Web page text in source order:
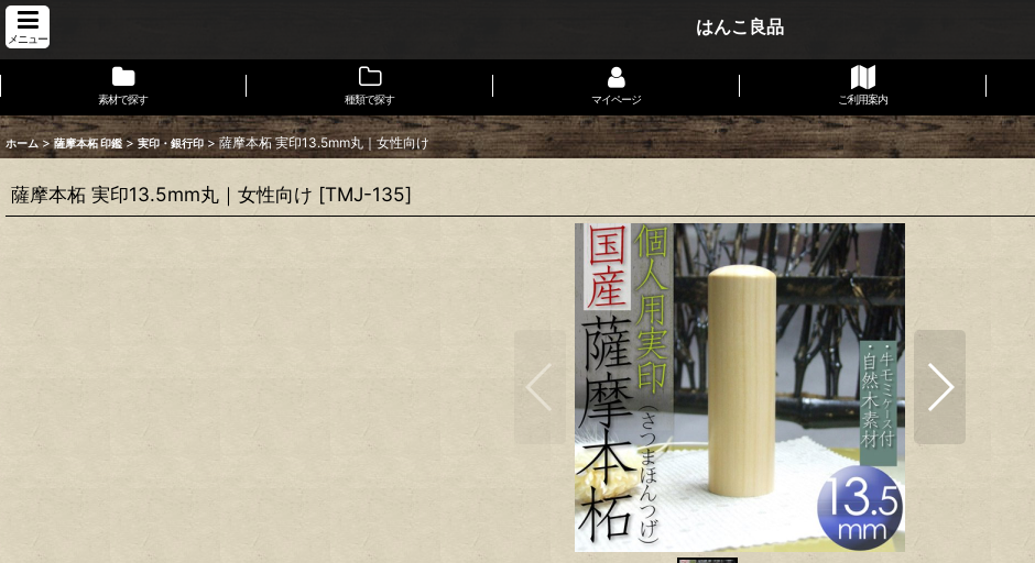
メニュー
はんこ良品
素材で探す 種類で探す マイページ ご利用案内
ホーム > 薩摩本柘 印鑑 > 実印・銀行印 > 薩摩本柘 実印13.5mm丸｜女性向け
薩摩本柘 実印13.5mm丸｜女性向け [TMJ-135]